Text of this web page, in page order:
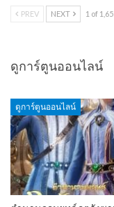
PREV NEXT 1 of
ดูการ์ตูนออนไลน์
ดูการ์ตูนออนไลน์